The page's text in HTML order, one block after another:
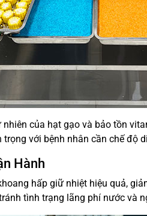
của hạt gạo và bảo tồn
với bệnh nhân cần chế độ
Hành
hấp giữ nhiệt hiệu quả,
tình trạng lãng phí nước và